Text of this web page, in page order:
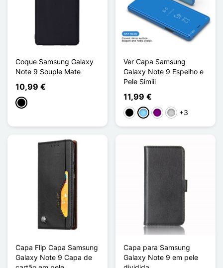
Coque Samsung Galaxy
Note 9 Souple Mate
10,99 €
Preto
Ver Capa Samsung
Galaxy Note 9 Espelho e
Pele Simiii
11,99 €
PretoAzul Claro
Púrpura
Prata+3
Capa Flip Capa Samsung
Galaxy Note 9 Capa de
Capa para Samsung
Galaxy Note 9 em pele